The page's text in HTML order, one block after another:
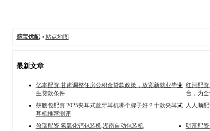
盛宝优配» 站点地图
最新文章
亿本配资 甘肃调整住房公积金贷款政策，放宽新就业毕业
生贷款条件
红河配
台，为
鼓腰包配资 2025夹耳式蓝牙耳机哪个牌子好？十款夹耳式
耳机推荐测评
人人顺
盈瑞配资 氢氧化钙包装机,湖南自动包装机
明富配